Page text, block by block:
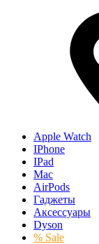
Apple Watch
IPhone
IPad
Mac
AirPods
Гаджеты
Аксессуары
Dyson
% Sale